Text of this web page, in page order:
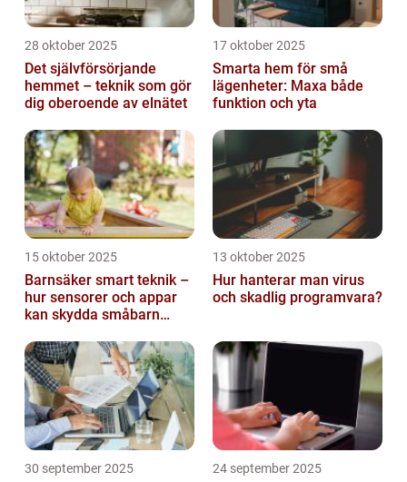
28 oktober 2025
Det självförsörjande
hemmet – teknik som gör
dig oberoende av elnätet
17 oktober 2025
Smarta hem för små
lägenheter: Maxa både
funktion och yta
15 oktober 2025
Barnsäker smart teknik –
hur sensorer och appar
kan skydda småbarn
13 oktober 2025
Hur hanterar man virus
och skadlig programvara?
30 september 2025 24 september 2025